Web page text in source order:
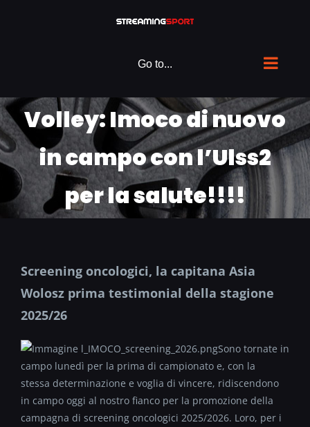
Go to...
Volley: Imoco di nuovo
in campo con l’Ulss2
per la salute!!!!
Screening oncologici, la capitana Asia
Wolosz prima testimonial della stagione
2025/26
Sono tornate in
campo lunedì per la prima di campionato e, con la
stessa determinazione e voglia di vincere, ridiscendono
in campo oggi al nostro fianco per la promozione della
campagna di screening oncologici 2025/2026. Loro, per i